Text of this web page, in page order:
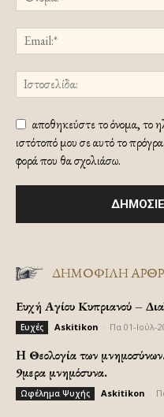
αποθηκεύστε το όνομα, το
ιστότοπό μου σε αυτό το
φορά που θα σχολιάσω.
ΔΗΜΟΦΙΛΗ
Ευχή Αγίου Κυπριανού –
Ευχές Askitikon Πα 01-Ιούλ-
H Θεολογία των
9μερα μνημόσυνα.
Ωφέλημα Ψυχής Askitikon